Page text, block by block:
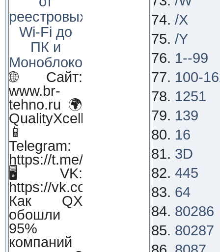
реестровых
Wi-Fi до
ПК и
Моноблоков!
🌐 Сайт:
www.br-
tehno.ru 🌍
QualityXcellence.ru
📱
Telegram:
https://t.me/qx_lab_IT
🖥 VK:
https://vk.com/qualityxcellenc
Как QX
обошли
95%
компаний
/X
/Y
1--99
100-
1251
139
16
3D
445
64
80286
80287